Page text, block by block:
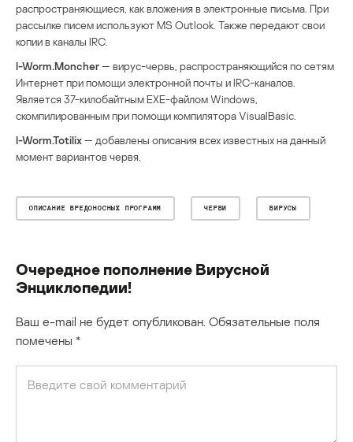
распространяющиеся, как вложения в электронные письма. При
рассылке писем используют MS Outlook. Также передают свои
копии в каналы IRC.
I-Worm.Moncher— вирус-червь, распространяющийся по сетям
Интернет при помощи электронной почты и IRC-каналов.
Является 37-килобайтным EXE-файлом Windows,
скомпилированным при помощи компилятора VisualBasic.
I-Worm.Totilix— добавлены описания всех известных на данный
момент вариантов червя.
ОПИСАНИЕ ВРЕДОНОСНЫХ ПРОГРАММ ЧЕРВИ ВИРУСЫ
Очередное пополнение Вирусной
Энциклопедии!
Ваш e-mail не будет опубликован. Обязательные поля
помечены *